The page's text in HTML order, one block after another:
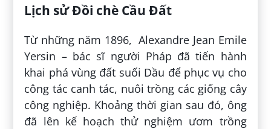
Lịch sử Đồi chè Cầu Đất
Từ những năm 1896, Alexandre Jean Emile
Yersin – bác sĩ người Pháp đã tiến hành
khai phá vùng đất suối Dầu để phục vụ cho
công tác canh tác, nuôi trồng các giống cây
công nghiệp. Khoảng thời gian sau đó, ông
đã lên kế hoạch thử nghiệm ươm trồng